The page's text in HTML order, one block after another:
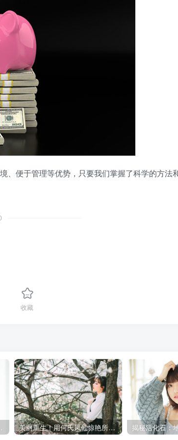
、便于管理等优势，只要我们掌握了科学的方法
收藏
解了？ 美丽重生！用何氏凤仙惊艳所有人！